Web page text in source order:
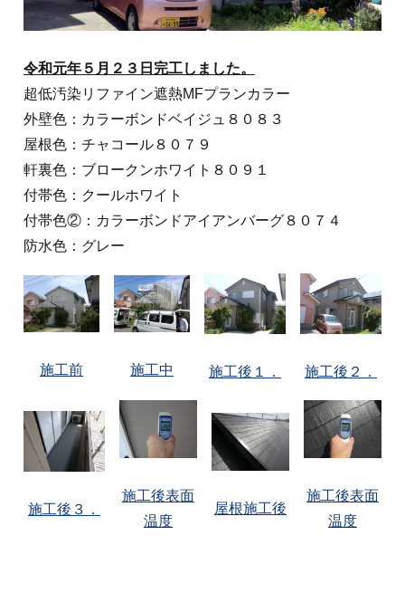
令和元年５月２３日完工しました。
超低汚染リファイン遮熱MFプランカラー
外壁色：カラーボンドベイジュ８０８３
屋根色：チャコール８０７９
軒裏色：ブロークンホワイト８０９１
付帯色：クールホワイト
付帯色②：カラーボンドアイアンバーグ８０７４
防水色：グレー
施工前 施工中 施工後１． 施工後２．
施工後３．
施工後表面
温度
屋根施工後
施工後表面
温度